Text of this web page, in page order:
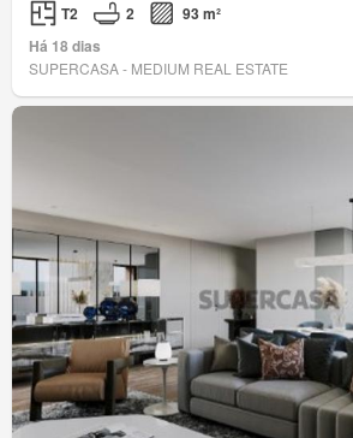
T2 2
93 m²
Há 18 dias
SUPERCASA - MEDIUM REAL ESTATE